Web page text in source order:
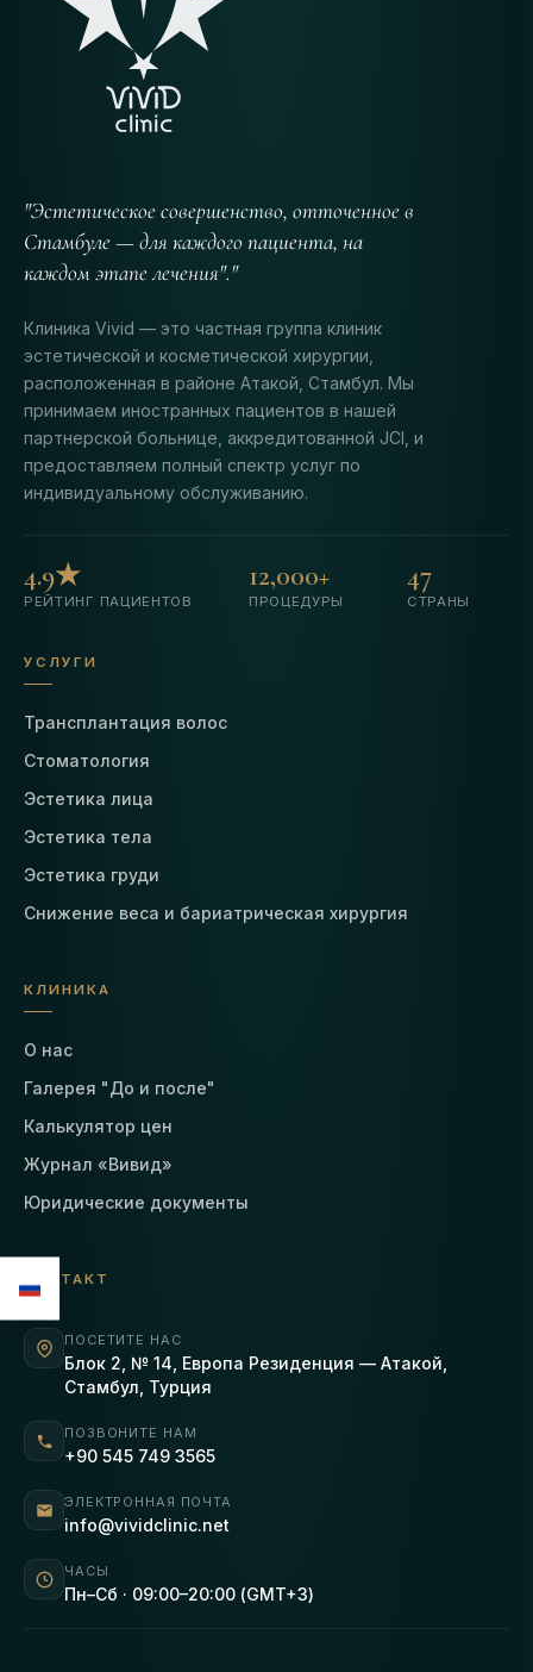
"Эстетическое совершенство, отточенное в
Стамбуле — для каждого пациента, на
каждом этапе лечения"."
Клиника Vivid — это частная группа клиник
эстетической и косметической хирургии,
расположенная в районе Атакой, Стамбул. Мы
принимаем иностранных пациентов в нашей
партнерской больнице, аккредитованной JCI, и
предоставляем полный спектр услуг по
индивидуальному обслуживанию.
4.9★
РЕЙТИНГ ПАЦИЕНТОВ
12,000+
ПРОЦЕДУРЫ
47
СТРАНЫ
УСЛУГИ
Трансплантация волос
Стоматология
Эстетика лица
Эстетика тела
Эстетика груди
Снижение веса и бариатрическая хирургия
КЛИНИКА
О нас
Галерея "До и после"
Калькулятор цен
Журнал «Вивид»
Юридические документы
КОНТАКТ
ПОСЕТИТЕ НАС
Блок 2, № 14, Европа Резиденция — Атакой,
Стамбул, Турция
ПОЗВОНИТЕ НАМ
+90 545 749 3565
ЭЛЕКТРОННАЯ ПОЧТА
info@vividclinic.net
ЧАСЫ
Пн–Сб · 09:00–20:00 (GMT+3)